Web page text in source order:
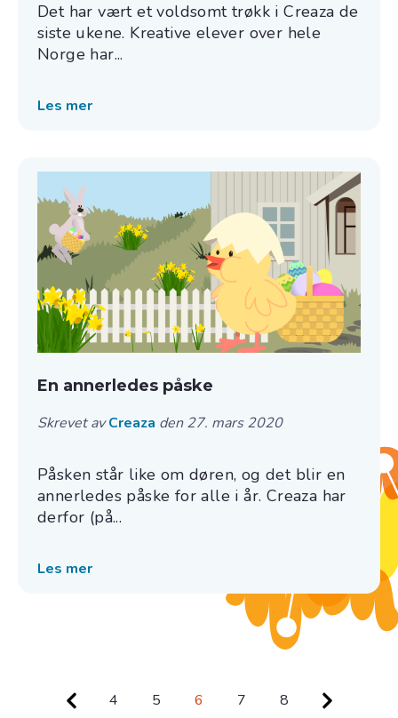
Det har vært et voldsomt trøkk i Creaza de
siste ukene. Kreative elever over hele
Norge har...
Les mer
En annerledes påske
Skrevet avCreaza den 27. mars 2020
Påsken står like om døren, og det blir en
annerledes påske for alle i år. Creaza har
derfor (på...
Les mer
4 5 6 7 8